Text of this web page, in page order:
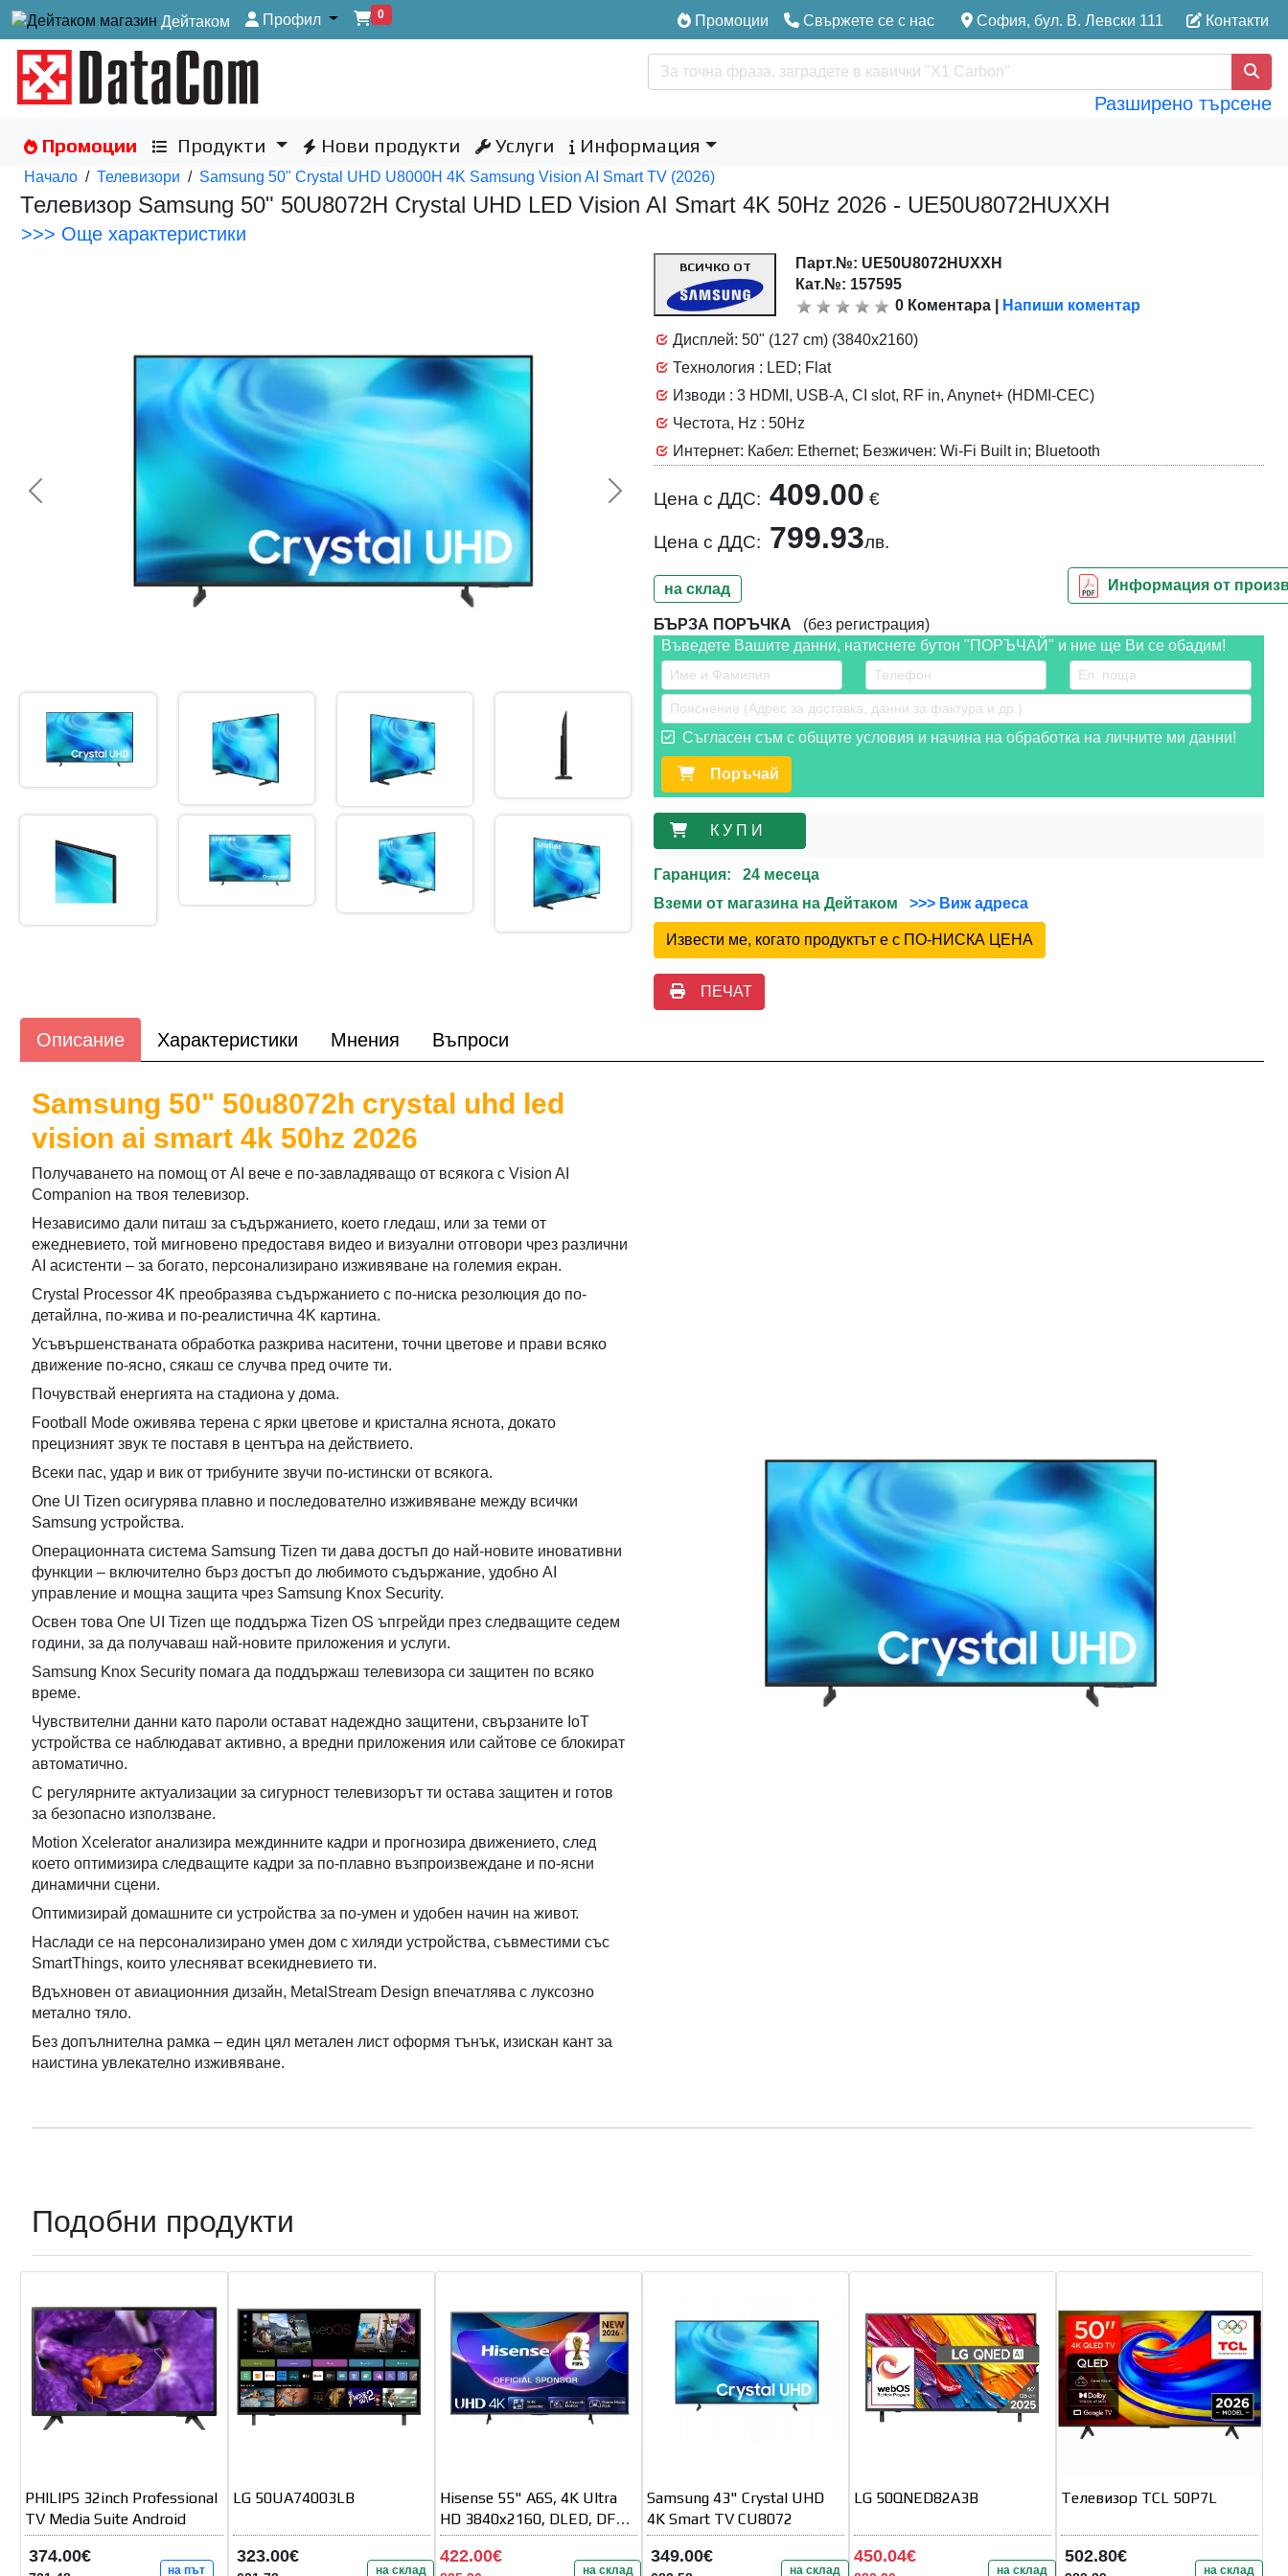
Дейтаком Профил 0 Промоции Свържете се с нас София, бул. В. Левски 111 Контакти
Разширено търсене
Промоции Продукти Нови продукти Услуги Информация
Начало / Телевизори / Samsung 50" Crystal UHD U8000H 4K Samsung Vision AI Smart TV (2026)
Телевизор Samsung 50" 50U8072H Crystal UHD LED Vision AI Smart 4K 50Hz 2026 - UE50U8072HUXXH
>>> Още характеристики
<< Предишна Следваща >>
ВСИЧКО ОТ Парт.№: UE50U8072HUXXH
Кат.№: 157595
0 Коментара Напиши коментар
Дисплей: 50" (127 cm) (3840x2160)
Технология : LED; Flat
Изводи : 3 HDMI, USB-A, CI slot, RF in, Anynet+ (HDMI-CEC)
Честота, Hz : 50Hz
Интернет: Кабел: Ethernet; Безжичен: Wi-Fi Built in; Bluetooth
Цена с ДДС: 409.00 €
Цена с ДДС: 799.93лв.
на склад Информация от
БЪРЗА ПОРЪЧКА (без регистрация)
Въведете Вашите данни, натиснете бутон "ПОРЪЧАЙ" и ние ще Ви се обадим!
Съгласен съм с общите условия и начина на обработка на личните ми данни!
Поръчай
К У П И
Гаранция: 24 месеца
Вземи от магазина на Дейтаком
>>> Виж адреса
Извести ме, когато продуктът е с ПО-НИСКА ЦЕНА
ПЕЧАТ
Описание Характеристики Мнения Въпроси
Samsung 50" 50u8072h crystal uhd led
vision ai smart 4k 50hz 2026
Получаването на помощ от AI вече е по-завладяващо от всякога с Vision AI
Companion на твоя телевизор.
Независимо дали питаш за съдържанието, което гледаш, или за теми от
ежедневието, той мигновено предоставя видео и визуални отговори чрез различни
AI асистенти – за богато, персонализирано изживяване на големия екран.
Crystal Processor 4K преобразява съдържанието с по-ниска резолюция до по-
детайлна, по-жива и по-реалистична 4K картина.
Усъвършенстваната обработка разкрива наситени, точни цветове и прави всяко
движение по-ясно, сякаш се случва пред очите ти.
Почувствай енергията на стадиона у дома.
Football Mode оживява терена с ярки цветове и кристална яснота, докато
прецизният звук те поставя в центъра на действието.
Всеки пас, удар и вик от трибуните звучи по-истински от всякога.
One UI Tizen осигурява плавно и последователно изживяване между всички
Samsung устройства.
Операционната система Samsung Tizen ти дава достъп до най-новите иновативни
функции – включително бърз достъп до любимото съдържание, удобно AI
управление и мощна защита чрез Samsung Knox Security.
Освен това One UI Tizen ще поддържа Tizen OS ъпгрейди през следващите седем
години, за да получаваш най-новите приложения и услуги.
Samsung Knox Security помага да поддържаш телевизора си защитен по всяко
време.
Чувствителни данни като пароли остават надеждно защитени, свързаните IoT
устройства се наблюдават активно, а вредни приложения или сайтове се блокират
автоматично.
С регулярните актуализации за сигурност телевизорът ти остава защитен и готов
за безопасно използване.
Motion Xcelerator анализира междинните кадри и прогнозира движението, след
което оптимизира следващите кадри за по-плавно възпроизвеждане и по-ясни
динамични сцени.
Оптимизирай домашните си устройства за по-умен и удобен начин на живот.
Наслади се на персонализирано умен дом с хиляди устройства, съвместими със
SmartThings, които улесняват всекидневието ти.
Вдъхновен от авиационния дизайн, MetalStream Design впечатлява с луксозно
метално тяло.
Без допълнителна рамка – един цял метален лист оформя тънък, изискан кант за
наистина увлекателно изживяване.
Подобни продукти
PHILIPS 32inch Professional
TV Media Suite Android
374.00€
на път
LG 50UA74003LB
323.00€
на склад
Hisense 55" A6S, 4K Ultra
HD 3840x2160, DLED, DFA,
Precision Colour, HDR 10+
422.00€
на склад
Samsung 43" Crystal UHD
4K Smart TV CU8072
349.00€
на склад
LG 50QNED82A3B
450.04€
на склад
Телевизор TCL 50P7L
502.80€
на склад